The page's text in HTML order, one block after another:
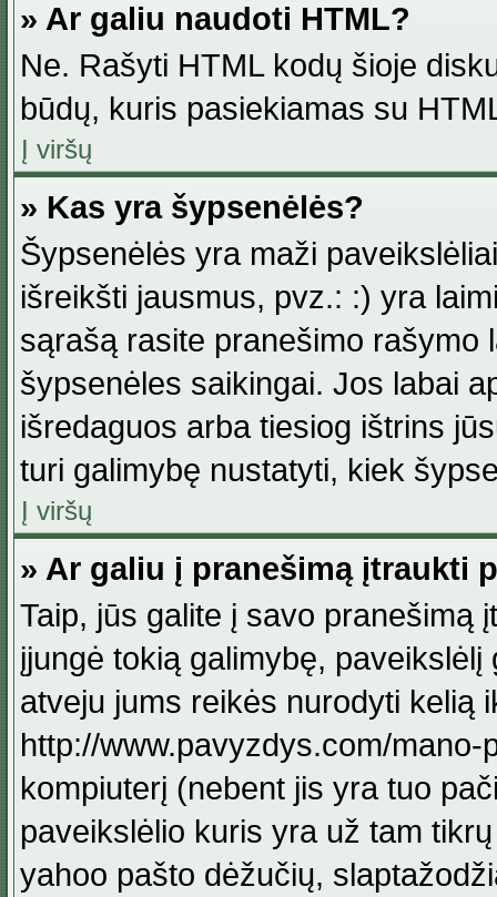
» Ar galiu naudoti HTML?
Ne. Rašyti HTML kodų šioje
būdų, kuris pasiekiamas su
Į viršų
» Kas yra šypsenėlės?
Šypsenėlės yra maži
išreikšti jausmus, pvz.: :) yra
sąrašą rasite pranešimo rašymo
šypsenėles saikingai. Jos labai
išredaguos arba tiesiog ištrins
turi galimybę nustatyti, kiek
Į viršų
» Ar galiu į pranešimą įtraukti
Taip, jūs galite į savo pranešimą
įjungė tokią galimybę,
atveju jums reikės nurodyti kelią
http://www.pavyzdys.com/
kompiuterį (nebent jis yra tuo
paveikslėlio kuris yra už tam
yahoo pašto dėžučių,